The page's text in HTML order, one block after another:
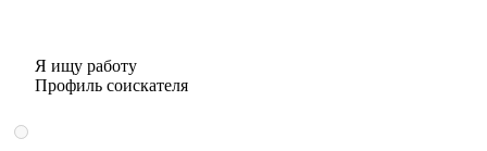
Я ищу работу
Профиль соискателя